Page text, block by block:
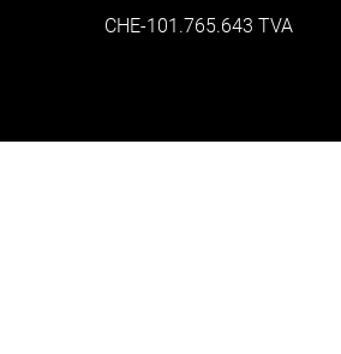
CHE-101.765.643 TVA